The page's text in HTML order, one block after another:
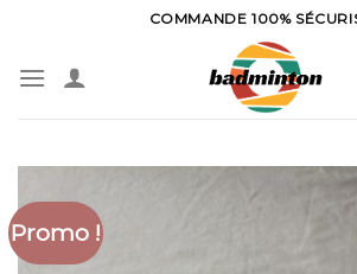
content
COMMANDE 100%
Promo !